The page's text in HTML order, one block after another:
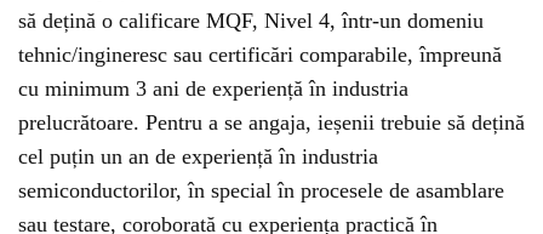
să dețină o calificare MQF, Nivel 4, într-un domeniu
tehnic/ingineresc sau certificări comparabile, împreună
cu minimum 3 ani de experiență în industria
prelucrătoare. Pentru a se angaja, ieșenii trebuie să dețină
cel puțin un an de experiență în industria
semiconductorilor, în special în procesele de asamblare
sau testare, coroborată cu experiența practică în